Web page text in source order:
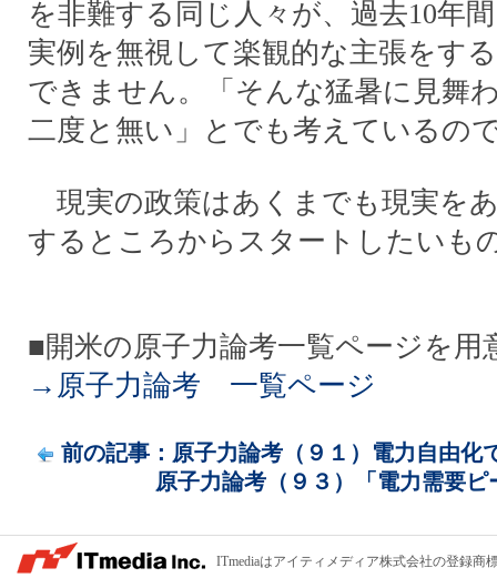
を非難する同じ人々が、過去10年
実例を無視して楽観的な主張をす
できません。「そんな猛暑に見舞
二度と無い」とでも考えているの
現実の政策はあくまでも現実を
するところからスタートしたいも
■開米の原子力論考一覧ページを用
→原子力論考 一覧ページ
前の記事：原子力論考（９１）電力自由化
原子力論考（９３）「電力需要ピ
ITmediaはアイティメディア株式会社の登録商